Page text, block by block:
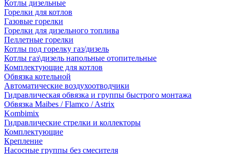
Котлы дизельные
Горелки для котлов
Газовые горелки
Горелки для дизельного топлива
Пеллетные горелки
Котлы под горелку газ/дизель
Котлы газ\дизель напольные отопительные
Комплектующие для котлов
Обвязка котельной
Автоматические воздухоотводчики
Гидравлическая обвязка и группы быстрого монтажа
Обвязка Maibes / Flamco / Astrix
Kombimix
Гидравлические стрелки и коллекторы
Комплектующие
Крепление
Насосные группы без смесителя